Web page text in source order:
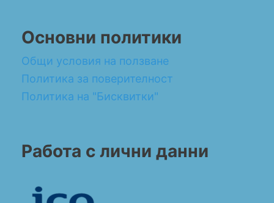
Основни политики
Общи условия на ползване
Политика за поверителност
Политика на "Бисквитки"
Работа с лични данни